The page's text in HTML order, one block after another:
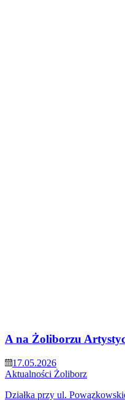
A na Żoliborzu
17.05.2026
Aktualności Żoliborz
Działka przy ul.